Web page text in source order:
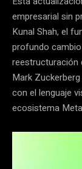
empresarial sin
Kunal Shah, el
profundo
reestructuración
Mark
con el lenguaje
ecosistema